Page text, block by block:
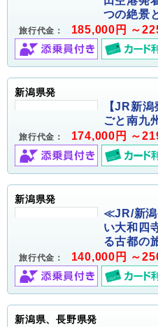
つの絶景
旅行代金： 185,000円 ～
新潟県発
【JR新
ごと南九
旅行代金： 174,000円 ～
新潟県発
≪JR/新潟
い大和四
る古都の
旅行代金： 140,000円 ～
新潟県、長野県発